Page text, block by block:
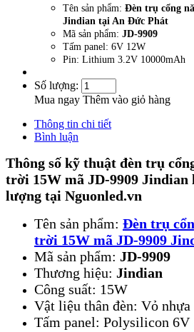
Tên sản phẩm: Đèn trụ cổng
Jindian tại An Đức Phát
Mã sản phẩm: JD-9909
Tấm panel: 6V 12W
Pin: Lithium 3.2V 10000mAh
Số lượng:
Mua ngay Thêm vào giỏ hàng
Thông tin chi tiết
Bình luận
Thông số kỹ thuật đèn trụ
trời 15W mã JD-9909 Jindian
lượng tại Nguonled.vn
Tên sản phẩm: Đèn trụ
trời 15W mã JD-9909
Mã sản phẩm: JD-9909
Thương hiệu: Jindian
Công suất: 15W
Vật liệu thân đèn: Vỏ nhựa
Tấm panel: Polysilicon 6V